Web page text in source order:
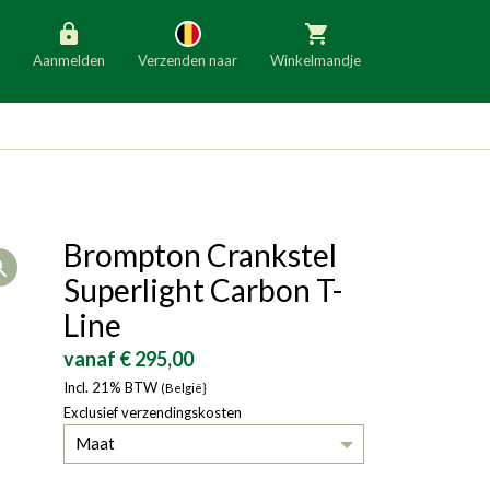
Aanmelden Verzenden naar
Slovenië Italië
Denemarken
Bulgarije
Winkelmandje
Open
Brompton Crankstel
Superlight Carbon T-
Line
vanaf € 295,00
Incl. 21% BTW (België}
Exclusief verzendingskosten
Maat